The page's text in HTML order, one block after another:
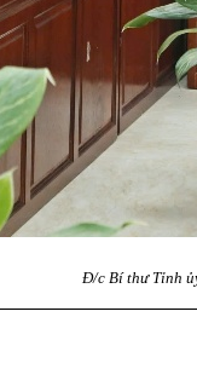
Đ/c Bí thư Tỉnh